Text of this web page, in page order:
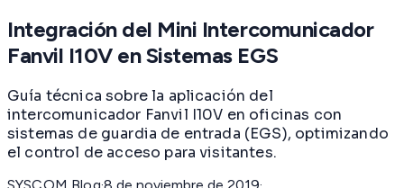
Integración del Mini Intercomunicador
Fanvil I10V en Sistemas EGS
Guía técnica sobre la aplicación del
intercomunicador Fanvil I10V en oficinas con
sistemas de guardia de entrada (EGS), optimizando
el control de acceso para visitantes.